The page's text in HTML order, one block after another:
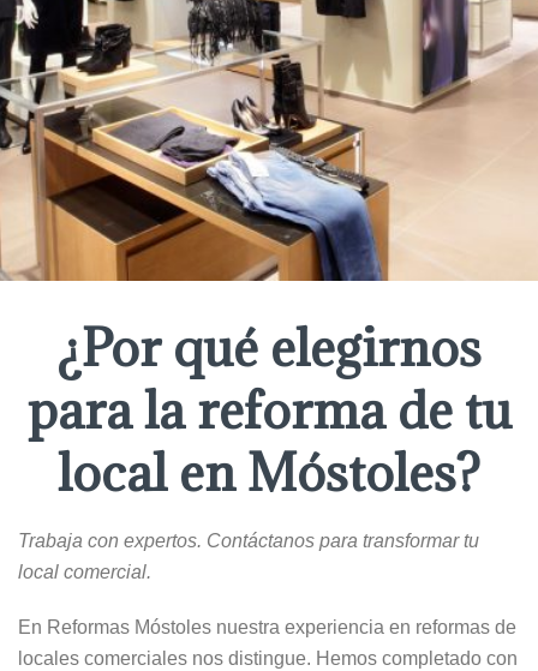
¿Por qué elegirnos
para la reforma de tu
local en Móstoles?
Trabaja con expertos. Contáctanos para transformar tu
local comercial.
En Reformas Móstoles nuestra experiencia en reformas de
locales comerciales nos distingue. Hemos completado con